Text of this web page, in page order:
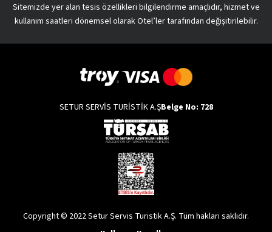
Sitemizde yer alan tesis özellikleri bilgilendirme amaçlıdır, hizmet ve
kullanım saatleri dönemsel olarak Otel’ler tarafından değişitirilebilir.
SETUR SERVİS TURİSTİK A.ŞBelge No: 728
Copyright © 2022 Setur Servis Turistik A.Ş. Tüm hakları saklıdır.